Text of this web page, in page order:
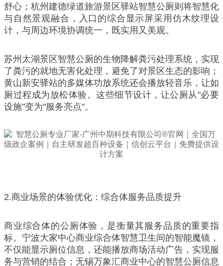
舒心；杭州建德绿道旅游景区驿站智慧公厕则将智慧化
与自然景观融合，入口的综合显示屏采用仿木纹理设
计，与周边环境协调统一，既实用又美观。
苏州太湖景区智慧公厕的生物降解粪污处理系统，实现
了粪污的就地无害化处理，避免了对景区生态的影响；
黄山新安驿站的多媒体功放系统还会播放轻音乐，让如
厕过程成为放松体验。这些细节设计，让公厕从"必要
设施"变为"服务亮点"。
2.商业场景的体验优化：综合体服务品质提升
商业综合体的公厕体验，是衡量其服务品质的重要指
标。宁波大家中心商业综合体智慧卫生间的智能魔镜，
不仅能显示厕位信息，还能播放商场活动广告，实现服
务与营销的结合；无锡万象汇商业中心的智慧公厕信息